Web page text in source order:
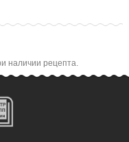
наличии рецепта.